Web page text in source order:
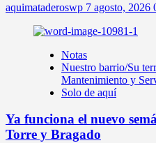
aquimataderoswp 7 agosto, 2026
Notas
Nuestro barrio/Su
Mantenimiento y
Solo de aquí
Ya funciona el nuevo
Torre y Bragado